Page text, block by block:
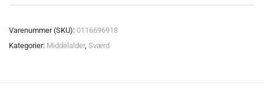
Varenummer (SKU): 0116696918
Kategorier: Middelalder, Sværd